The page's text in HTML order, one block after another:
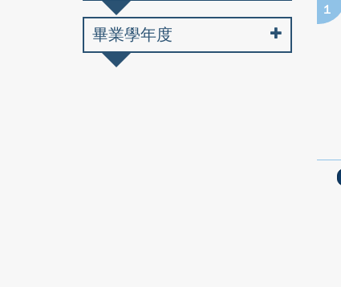
1
畢業學年度